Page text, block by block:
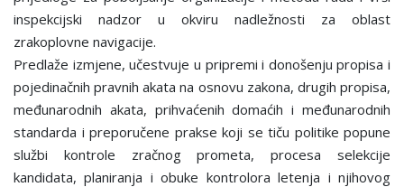
inspekcijski nadzor u okviru nadležnosti za oblast
zrakoplovne navigacije.
Predlaže izmjene, učestvuje u pripremi i donošenju propisa i
pojedinačnih pravnih akata na osnovu zakona, drugih propisa,
međunarodnih akata, prihvaćenih domaćih i međunarodnih
standarda i preporučene prakse koji se tiču politike popune
službi kontrole zračnog prometa, procesa selekcije
kandidata, planiranja i obuke kontrolora letenja i njihovog